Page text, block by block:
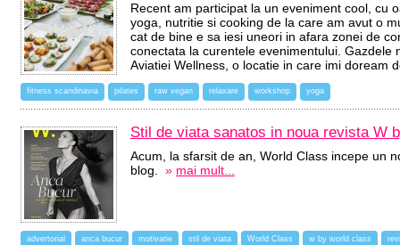
Recent am participat la un eveniment cool, cu
yoga, nutritie si cooking de la care am avut o
cat de bine e sa iesi uneori in afara zonei de
conectata la curentele evenimentului. Gazdele
Aviatiei Wellness, o locatie in care imi doream
fitness scandinavia pilates raw vegan relaxare workshop yoga
Stil de viata sanatos in noua revista W
Acum, la sfarsit de an, World Class incepe un
blog. » mai mult...
advertorial anca bucur motivatie stil de viata World Class w by world class